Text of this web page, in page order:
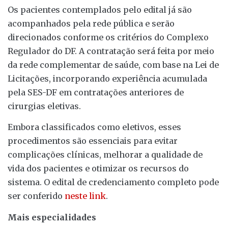
Os pacientes contemplados pelo edital já são
acompanhados pela rede pública e serão
direcionados conforme os critérios do Complexo
Regulador do DF. A contratação será feita por meio
da rede complementar de saúde, com base na Lei de
Licitações, incorporando experiência acumulada
pela SES-DF em contratações anteriores de
cirurgias eletivas.
Embora classificados como eletivos, esses
procedimentos são essenciais para evitar
complicações clínicas, melhorar a qualidade de
vida dos pacientes e otimizar os recursos do
sistema. O edital de credenciamento completo pode
ser conferido neste link.
Mais especialidades